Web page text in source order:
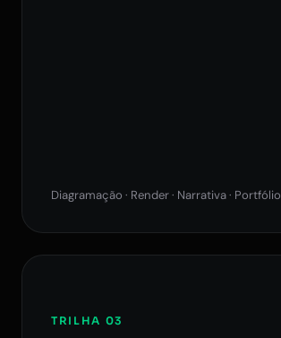
Diagramação · Render · Narrativa · Portfólio
TRILHA 03